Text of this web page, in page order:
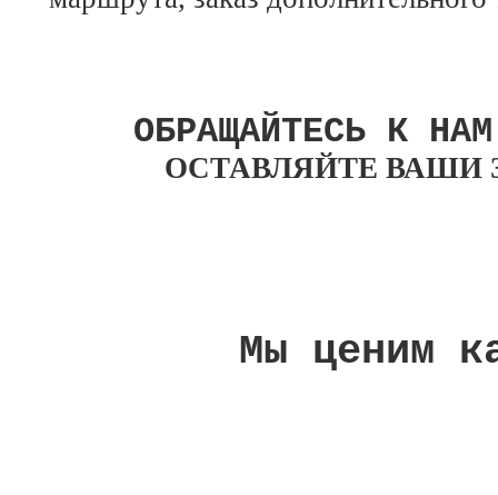
ОБРАЩАЙТЕСЬ К
ОСТАВЛЯЙТЕ ВАШИ
Мы ценим